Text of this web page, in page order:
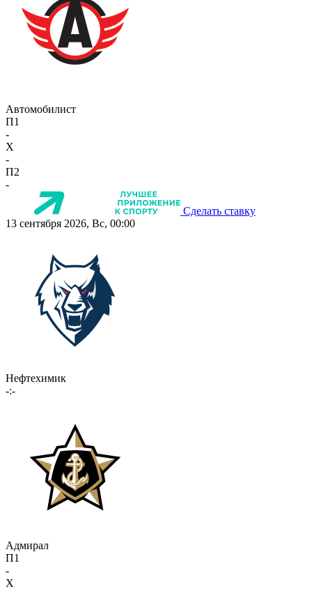
Автомобилист
П1
-
X
-
П2
-
Сделать ставку
13 сентября 2026, Вс, 00:00
Нефтехимик
-:-
Адмирал
П1
-
X